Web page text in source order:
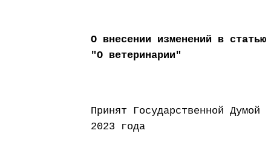
О внесении изменений в
"О ветеринарии"
Принят
2023 года